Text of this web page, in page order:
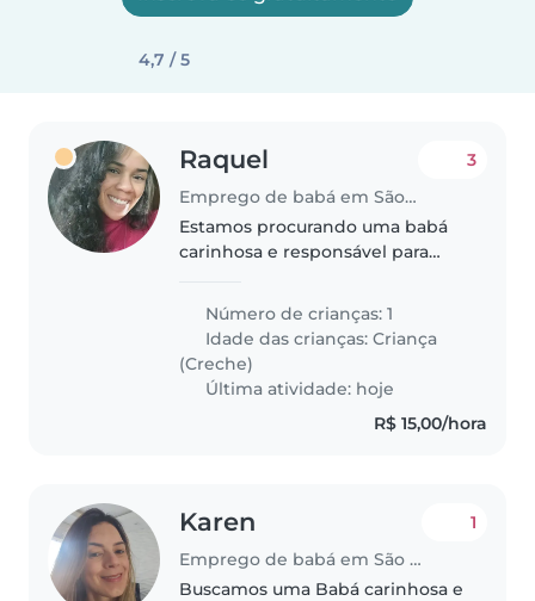
4,7 / 5
Raquel
Emprego de babá em São Paulo (São Paulo)
3
Estamos procurando uma babá
carinhosa e responsável para
menina curiosa e criativa de 3
anos. Preferimos que a babá
venha até nossa casa. Se você
tem experiência..
Número de crianças: 1
Idade das crianças:Criança
(Creche)
Última atividade: hoje
R$ 15,00/hora
Karen
Emprego de babá em São Paulo (São Paulo)
1
Buscamos uma Babá carinhosa e